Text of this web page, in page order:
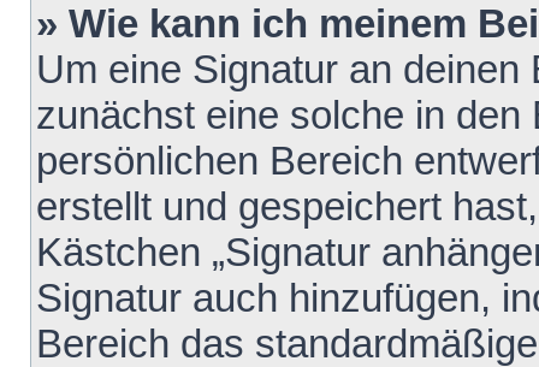
» Wie kann ich meinem
Um eine Signatur an
zunächst eine solche in den
persönlichen Bereich
erstellt und gespeichert
Kästchen „Signatur
Signatur auch hinzufügen,
Bereich das